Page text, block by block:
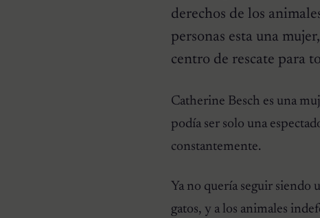
derechos de los
personas esta una
centro de rescate para
Catherine Besch es una
podía ser solo una
constantemente.
Ya no quería seguir siendo
gatos, y a los animales